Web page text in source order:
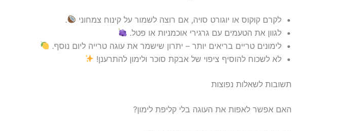
לקרם קוקוס או יוגורט סויה, אם רוצה לשמור על קינוח צמחוני
.
לגוון את הטעמים עם גרגירי אוכמניות או פטל.
לימונים טריים בריאים יותר – יתרון שישמר את עוגה טרייה ליום נוסף.
לא לשכוח להוסיף ציפוי של אבקת סוכר ולימון להתרענן!
תשובות לשאלות נפוצות
האם אפשר לאפות את העוגה בלי קליפת לימון?